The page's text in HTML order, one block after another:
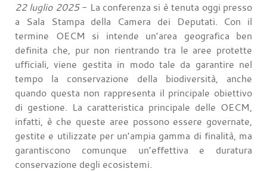
22 luglio 2025- La conferenza si è tenuta oggi presso
a Sala Stampa della Camera dei Deputati. Con il
termine OECM si intende un’area geografica ben
definita che, pur non rientrando tra le aree protette
ufficiali, viene gestita in modo tale da garantire nel
tempo la conservazione della biodiversità, anche
quando questa non rappresenta il principale obiettivo
di gestione. La caratteristica principale delle OECM,
infatti, è che queste aree possono essere governate,
gestite e utilizzate per un’ampia gamma di finalità, ma
garantiscono comunque un’effettiva e duratura
conservazione degli ecosistemi.